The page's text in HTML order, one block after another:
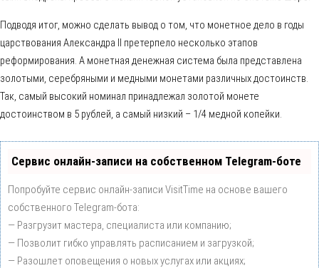
Подводя итог, можно сделать вывод о том, что монетное дело в годы
царствования Александра II претерпело несколько этапов
реформирования. А монетная денежная система была представлена
золотыми, серебряными и медными монетами различных достоинств.
Так, самый высокий номинал принадлежал золотой монете
достоинством в 5 рублей, а самый низкий – 1/4 медной копейки.
Сервис онлайн-записи на собственном Telegram-боте
Попробуйте сервис онлайн-записи VisitTime на основе вашего
собственного Telegram-бота:
— Разгрузит мастера, специалиста или компанию;
— Позволит гибко управлять расписанием и загрузкой;
— Разошлет оповещения о новых услугах или акциях;